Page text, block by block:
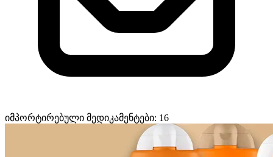
იმპორტირებული მედიკამენტები: 16